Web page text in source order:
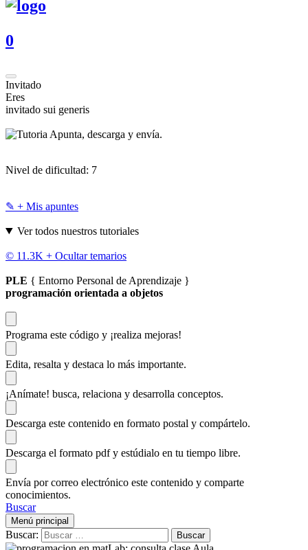
0
Invitado
Eres
invitado sui generis
Apunta, descarga y envía.
Nivel de dificultad: 7
✎ + Mis apuntes
Ver todos nuestros tutoriales
© 11.3K + Ocultar temarios
PLE { Entorno Personal de Aprendizaje }
programación orientada a objetos
Programa este código y ¡realiza mejoras!
Edita, resalta y destaca lo más importante.
¡Anímate! busca, relaciona y desarrolla conceptos.
Descarga este contenido en formato postal y compártelo.
Descarga el formato pdf y estúdialo en tu tiempo libre.
Envía por correo electrónico este contenido y comparte
conocimientos.
Buscar
Menú principal
Buscar: